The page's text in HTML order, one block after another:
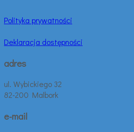
Polityka prywatności
Deklaracja dostępności
adres
ul. Wybickiego 32
82-200 Malbork
e-mail